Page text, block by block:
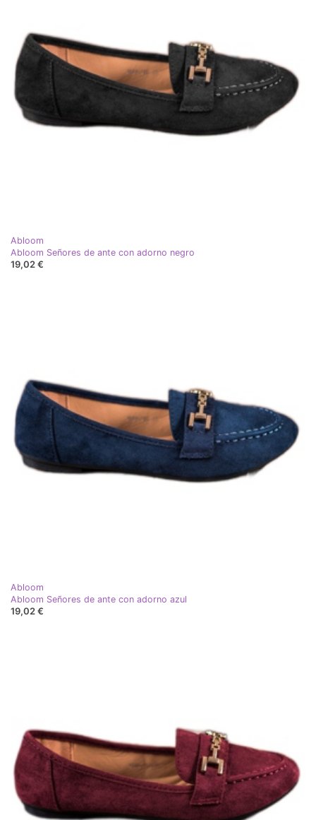
Abloom
Abloom Señores de ante con adorno negro
19,02 €
Abloom
Abloom Señores de ante con adorno azul
19,02 €